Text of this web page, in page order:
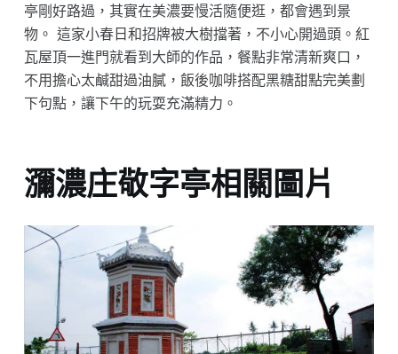
亭剛好路過，其實在美濃要慢活隨便逛，都會遇到景
物。 這家小春日和招牌被大樹擋著，不小心開過頭。紅
瓦屋頂一進門就看到大師的作品，餐點非常清新爽口，
不用擔心太鹹甜過油膩，飯後咖啡搭配黑糖甜點完美劃
下句點，讓下午的玩耍充滿精力。
瀰濃庄敬字亭相關圖片